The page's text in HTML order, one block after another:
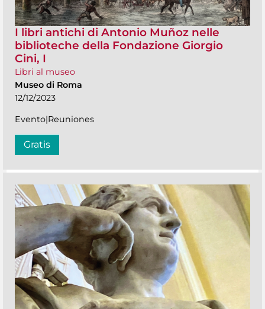
I libri antichi di Antonio Muñoz nelle
biblioteche della Fondazione Giorgio
Cini, I
Libri al museo
Museo di Roma
12/12/2023
Evento|Reuniones
Gratis